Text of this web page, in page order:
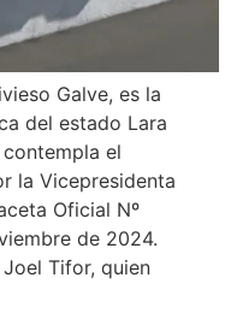
Galve, es la
del estado Lara
el
la Vicepresidenta
Oficial Nº
de 2024.
Tifor, quien